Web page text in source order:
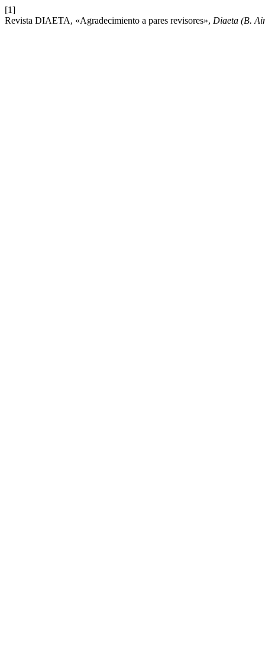
[1]
Revista DIAETA, «Agradecimiento a pares revisores», Diaeta (B.